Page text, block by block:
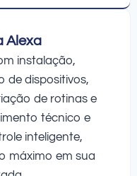
Alexa
instalação,
de dispositivos,
de rotinas e
técnico e
inteligente,
máximo em sua